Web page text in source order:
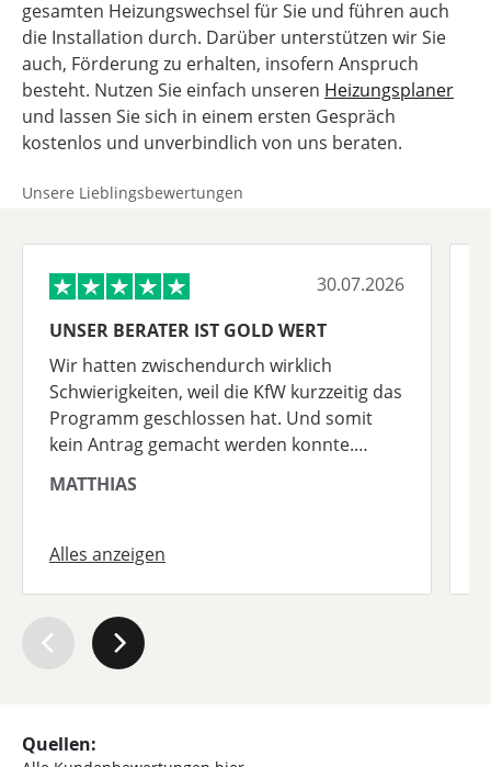
gesamten Heizungswechsel für Sie und führen auch
die Installation durch. Darüber unterstützen wir Sie
auch, Förderung zu erhalten, insofern Anspruch
besteht. Nutzen Sie einfach unseren Heizungsplaner
und lassen Sie sich in einem ersten Gespräch
kostenlos und unverbindlich von uns beraten.
Unsere Lieblingsbewertungen
30.07.2026
UNSER BERATER IST GOLD WERT
Wir hatten zwischendurch wirklich
Schwierigkeiten, weil die KfW kurzzeitig das
Programm geschlossen hat. Und somit
kein Antrag gemacht werden konnte.
Herausforderungen. ABER UNSER Berater
Selten so einen tollen Dienstleister
von 24std geklärt. Er ist wirklich Gold wert!
Ich freue mich darauf das Projekt mit Ihm
einfach nur der Wahnsinn.
MATTHIAS
Alles anzeigen
Quellen: